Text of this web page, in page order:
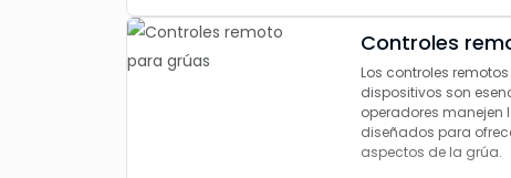
Controles
Los controles
dispositivos son
operadores manejen
diseñados para
aspectos de la grúa.